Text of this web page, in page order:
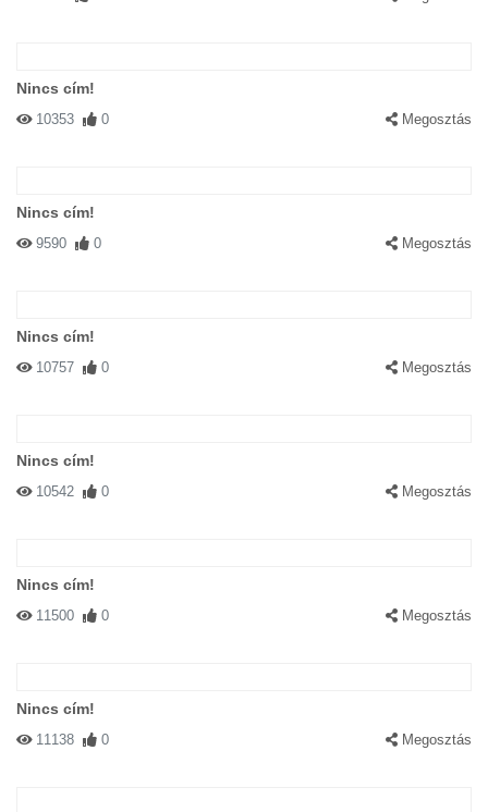
Nincs cím!
10353 0 Megosztás
Nincs cím!
9590 0 Megosztás
Nincs cím!
10757 0 Megosztás
Nincs cím!
10542 0 Megosztás
Nincs cím!
11500 0 Megosztás
Nincs cím!
11138 0 Megosztás